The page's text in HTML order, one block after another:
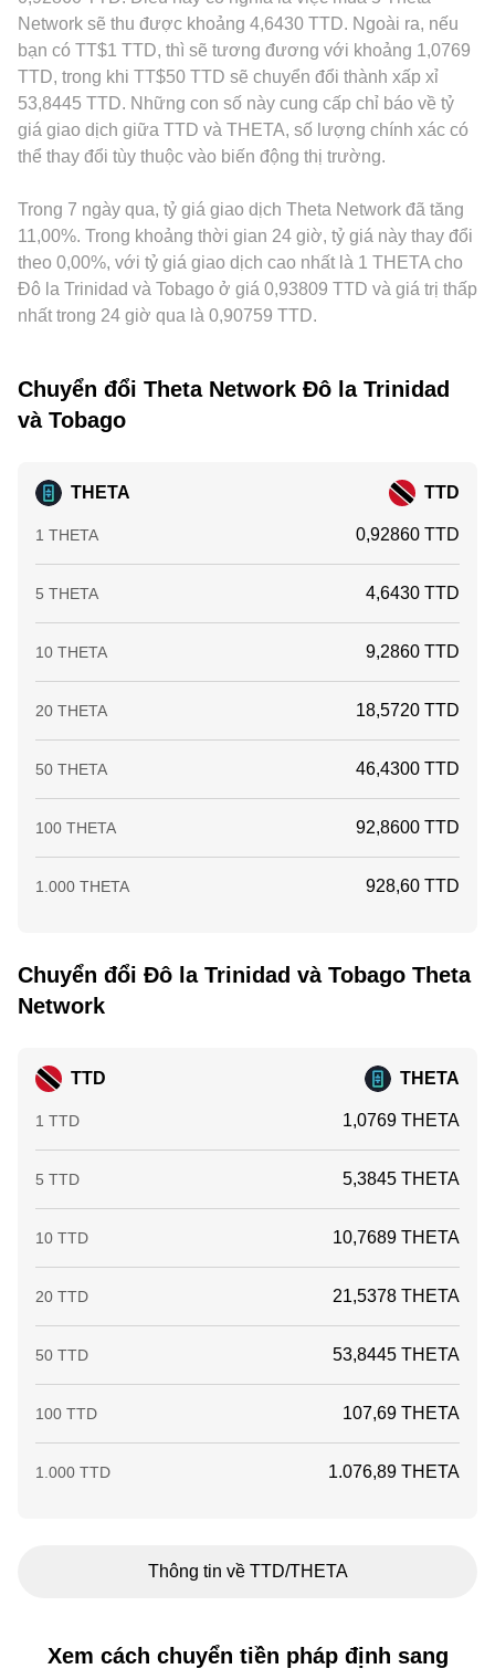
đồng tương lai THETA, lịch đáo hạn phái sinh, tỷ lệ
long/short, chuyển động của cá voi trên chuỗi và dòng
nạp/rút lớn giữa ví sàn có thể gây biến động ngắn hạn
quanh tỷ lệ chuyển đổi THETA/TTD.
bản bọc hoặc cặp giao dịch liên quan, giá trong pool AMM
thường tuân theo công thức x × y = k, nơi giá tức thời được
xấp xỉ bằng y/x, và giao dịch khối lượng lớn có thể dịch
chuyển giá trong pool do thay đổi cân bằng giữa hai tài sản.
qua cặp fiat trung gian, cơ sở USDT sẽ truyền vào tỷ lệ
chuyển đổi THETA/TTD được báo trên sàn. Yếu tố địa lý và
quy định cũng tạo ra mức chênh lệch, như phí nạp/rút, hạn
chế niêm yết, hoặc yêu cầu tuân thủ tại khu vực có nhu cầu
THETA cao hoặc hạn chế truy cập vào TTD. Hoạt động
arbitrage giữa các sàn giúp thu hẹp khác biệt bằng cách
mua ở nơi rẻ và bán ở nơi đắt, nhưng vẫn không hoàn hảo
trường, vì vậy tỷ lệ chuyển đổi THETA/TTD hiếm khi hoàn
toàn đồng nhất ở mọi thời điểm.
Network sẽ thu được khoảng 4,6430 TTD. Ngoài ra, nếu
bạn có TT$1 TTD, thì sẽ tương đương với khoảng 1,0769
TTD, trong khi TT$50 TTD sẽ chuyển đổi thành xấp xỉ
53,8445 TTD. Những con số này cung cấp chỉ báo về tỷ
giá giao dịch giữa TTD và THETA, số lượng chính xác có
thể thay đổi tùy thuộc vào biến động thị trường.
Trong 7 ngày qua, tỷ giá giao dịch Theta Network đã tăng
11,00%. Trong khoảng thời gian 24 giờ, tỷ giá này thay đổi
theo 0,00%, với tỷ giá giao dịch cao nhất là 1 THETA cho
Đô la Trinidad và Tobago ở giá 0,93809 TTD và giá trị thấp
nhất trong 24 giờ qua là 0,90759 TTD.
Chuyển đổi Theta Network Đô la Trinidad
và Tobago
THETA TTD
1 THETA 0,92860 TTD
5 THETA 4,6430 TTD
10 THETA 9,2860 TTD
20 THETA 18,5720 TTD
50 THETA 46,4300 TTD
100 THETA 92,8600 TTD
1.000 THETA 928,60 TTD
Chuyển đổi Đô la Trinidad và Tobago Theta
Network
TTD THETA
1 TTD 1,0769 THETA
5 TTD 5,3845 THETA
10 TTD 10,7689 THETA
20 TTD 21,5378 THETA
50 TTD 53,8445 THETA
100 TTD 107,69 THETA
1.000 TTD 1.076,89 THETA
Thông tin về TTD/THETA
Xem cách chuyển tiền pháp định sang